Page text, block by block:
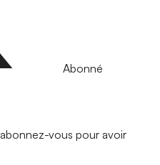
Abonné
vous pour avoir